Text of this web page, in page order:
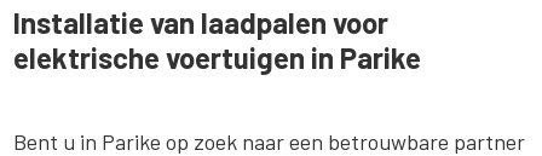
Installatie van laadpalen voor
elektrische voertuigen in Parike
Bent u in Parike op zoek naar een betrouwbare partner